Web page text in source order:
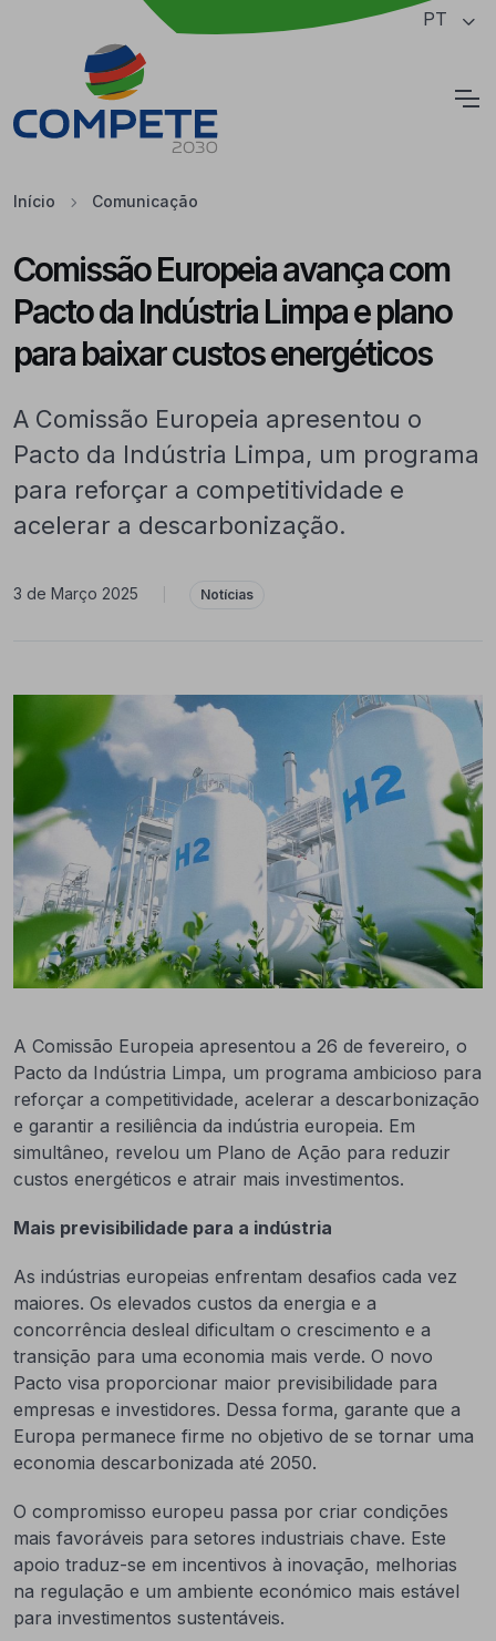
Saltar para o conteúdo principal da página PT
Início Comunicação
Comissão Europeia avança com
Pacto da Indústria Limpa e plano
para baixar custos energéticos
A Comissão Europeia apresentou o
Pacto da Indústria Limpa, um programa
para reforçar a competitividade e
acelerar a descarbonização.
3 de Março 2025 Notícias
A Comissão Europeia apresentou a 26 de fevereiro, o
Pacto da Indústria Limpa, um programa ambicioso para
reforçar a competitividade, acelerar a descarbonização
e garantir a resiliência da indústria europeia. Em
simultâneo, revelou um Plano de Ação para reduzir
custos energéticos e atrair mais investimentos.
Mais previsibilidade para a indústria
As indústrias europeias enfrentam desafios cada vez
maiores. Os elevados custos da energia e a
concorrência desleal dificultam o crescimento e a
transição para uma economia mais verde. O novo
Pacto visa proporcionar maior previsibilidade para
empresas e investidores. Dessa forma, garante que a
Europa permanece firme no objetivo de se tornar uma
economia descarbonizada até 2050.
O compromisso europeu passa por criar condições
mais favoráveis para setores industriais chave. Este
apoio traduz-se em incentivos à inovação, melhorias
na regulação e um ambiente económico mais estável
para investimentos sustentáveis.